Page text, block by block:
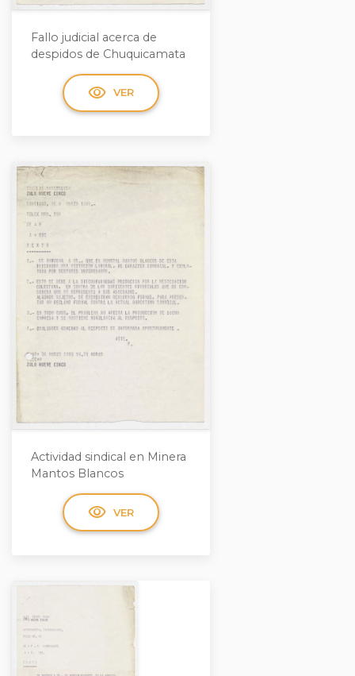
Fallo judicial acerca de
despidos de Chuquicamata
visibility VER
Actividad sindical en Minera
Mantos Blancos
visibility VER